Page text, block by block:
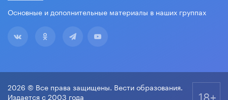
Основные и дополнительные материалы в наших группах
2026 © Все права защищены. Вести образования.
Издается с 2003 года
18+